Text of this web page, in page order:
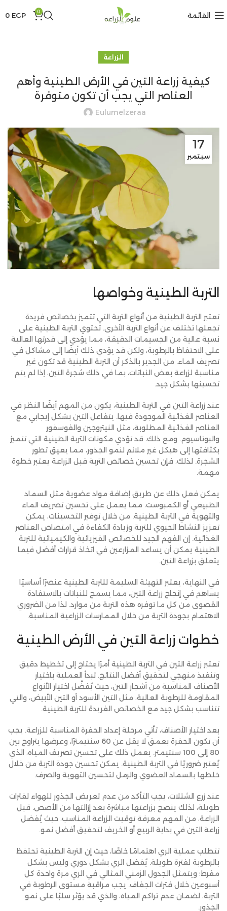
القائمة 0
0 EGP
الزراعة
كيفية زراعة التين في الأرض الطينية وأهم
العناصر التي يجب أن تكون متوفرة
Eulumelzeraa
17
سبتمبر
التربة الطينية وخواصها
تعتبر التربة الطينية من أنواع التربة التي تتميز بخصائص فريدة
تجعلها تختلف عن أنواع التربة الأخرى. تحتوي التربة الطينية على
نسبة عالية من الجسيمات الدقيقة، مما يؤدي إلى قدرتها العالية
على الاحتفاظ بالرطوبة، ولكن قد يؤدي ذلك أيضًا إلى مشاكل في
تصريف الماء. من الجدير بالذكر أن التربة الطينية قد تكون غير
مناسبة لزراعة بعض النباتات، بما في ذلك شجرة التين، إذا لم يتم
تحسينها بشكل جيد.
عند زراعة التين في التربة الطينية، يكون من المهم أيضًا النظر في
العناصر الغذائية الموجودة فيها. يتفاعل التين بشكل إيجابي مع
العناصر الغذائية المطلوبة، مثل النيتروجين والفوسفور
والبوتاسيوم. ومع ذلك، قد تؤدي مكونات التربة الطينية التي تتميز
بكثافتها إلى هيكل غير ملائم لنمو الجذور، مما يعيق تطور
الشجرة. لذلك، فإن تحسين خصائص التربة قبل الزراعة يعتبر خطوة
مهمة.
يمكن فعل ذلك عن طريق إضافة مواد عضوية مثل السماد
الطبيعي أو الكمبوست، مما يعمل على تحسين تصريف الماء
والتهوية في التربة الطينية. من خلال توفير التحسينات، يمكن
تعزيز النشاط الحيوي للتربة وزيادة الكفاءة في امتصاص العناصر
الغذائية. إن الفهم الجيد للخصائص الفيزيائية والكيميائية للتربة
الطينية يمكن أن يساعد المزارعين في اتخاذ قرارات أفضل فيما
يتعلق بزراعة التين.
في النهاية، يعتبر التهيئة السليمة للتربة الطينية عنصرًا أساسيًا
يساهم في إنجاح زراعة التين، مما يسمح للنباتات بالاستفادة
القصوى من كل ما توفره هذه التربة من موارد. لذا من الضروري
الاهتمام بجودة التربة من خلال الممارسات الزراعية المناسبة.
خطوات زراعة التين في الأرض الطينية
تعتبر زراعة التين في التربة الطينية أمرًا يحتاج إلى تخطيط دقيق
وتنفيذ منهجي لتحقيق أفضل النتائج. تبدأ العملية باختيار
الأصناف المناسبة من أشجار التين، حيث يُفضّل اختيار الأنواع
المقاومة للرطوبة العالية، مثل التين الأسود أو التين الأبيض، والتي
تتناسب بشكل جيد مع الخصائص الفريدة للتربة الطينية.
بعد اختيار الأصناف، تأتي مرحلة إعداد الحفرة المناسبة للزراعة. يجب
أن تكون الحفرة بعمق لا يقل عن 60 سنتيمترًا، وعرضها يتراوح بين
80 إلى 100 سنتيمتر. يعمل ذلك على تحسين تصريف المياه، الذي
يُعتبر ضروريًا في التربة الطينية. يمكن تحسين جودة التربة من خلال
خلطها بالسماد العضوي والرمل لتحسين التهوية والصرف.
عند زرع الشتلات، يجب التأكد من عدم تعريض الجذور للهواء لفترات
طويلة، لذلك ينصح بزراعتها مباشرة بعد إزالتها من الأصص. قبل
الزراعة، من المهم معرفة توقيت الزراعة المناسب، حيث يُفضل
زراعة التين في بداية الربيع أو الخريف لتحقيق أفضل نمو.
تتطلب عملية الري اهتمامًا خاصًا، حيث إن التربة الطينية تحتفظ
بالرطوبة لفترة طويلة. يُفضل الري بشكل دوري وليس بشكل
مفرط؛ ويتمثل الجدول الزمني المثالي في الري مرة واحدة كل
أسبوعين خلال فترات الجفاف. يجب مراقبة مستوى الرطوبة في
التربة، لضمان عدم تراكم المياه، والذي قد يؤثر سلبًا على نمو
الجذور.